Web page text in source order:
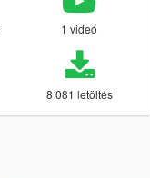
1 videó
8 081 letöltés